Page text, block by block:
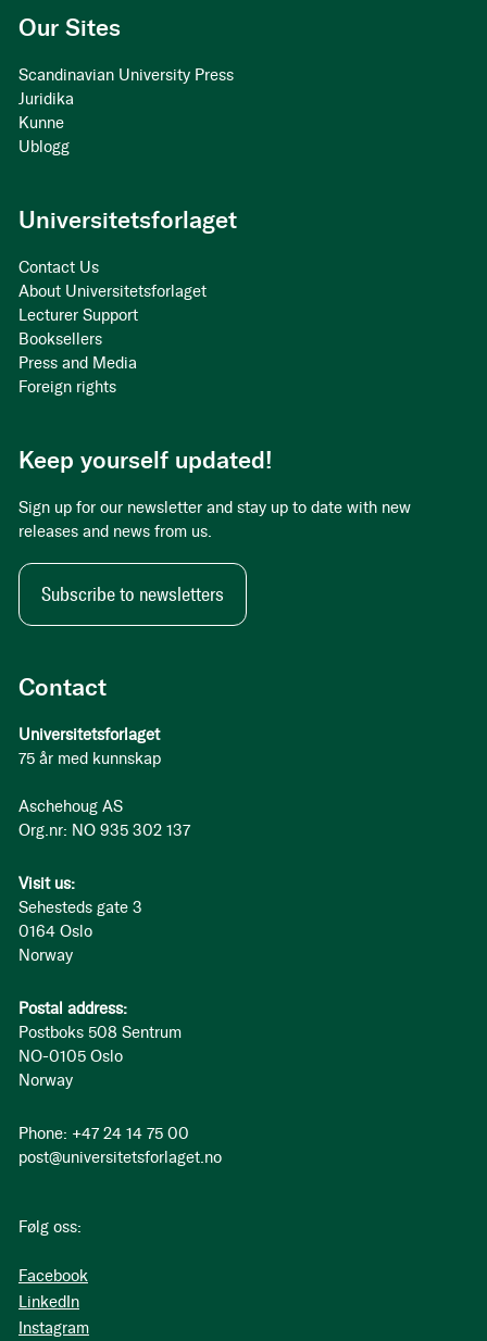
Contact
Universitetsforlaget
75 år med kunnskap
Aschehoug AS
Org.nr: NO 935 302 137
Visit us:
Sehesteds gate 3
0164 Oslo
Norway
Postal address:
Postboks 508 Sentrum
NO-0105 Oslo
Norway
Phone: +47 24 14 75 00
post@universitetsforlaget.no
Følg oss:
Facebook
LinkedIn
Instagram
Our Sites
Scandinavian University Press
Juridika
Kunne
Ublogg
Universitetsforlaget
Contact Us
About Universitetsforlaget
Lecturer Support
Booksellers
Press and Media
Foreign rights
Keep yourself updated!
Sign up for our newsletter and stay up to date with new
releases and news from us.
Subscribe to newsletters